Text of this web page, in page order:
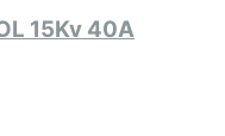
15Kv 40A